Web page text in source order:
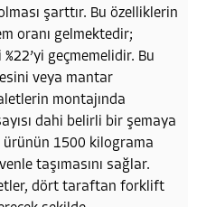
şarttır. Bu özelliklerin
oranı gelmektedir;
geçmemelidir. Bu
veya mantar
montajında
dahi belirli bir şemaya
ürünün 1500 kilograma
taşımasını sağlar.
dört taraftan forklift